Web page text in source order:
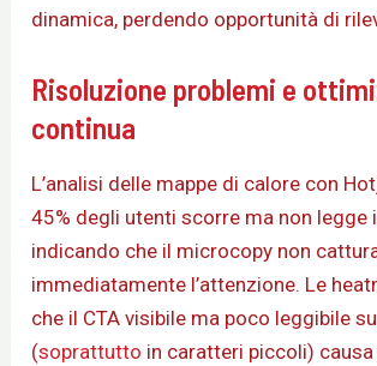
dinamica, perdendo opportunità di
Risoluzione problemi e
continua
L’analisi delle mappe di calore con
45% degli utenti scorre ma non legge
indicando che il microcopy non
immediatamente l’attenzione. Le
che il CTA visibile ma poco leggibile
(soprattutto in caratteri piccoli) causa